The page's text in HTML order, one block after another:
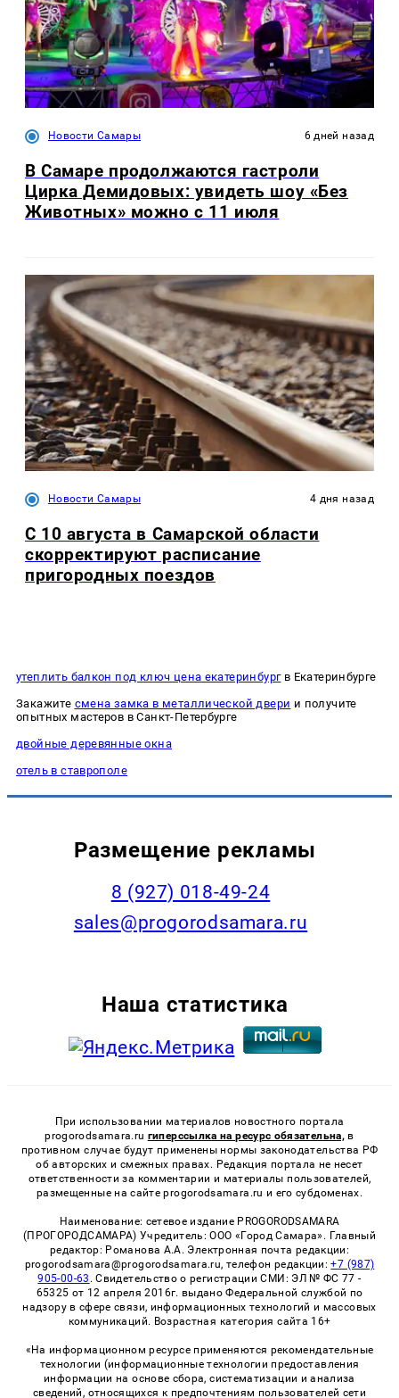
Новости Самары 6 дней назад
В Самаре продолжаются гастроли
Цирка Демидовых: увидеть шоу «Без
Животных» можно с 11 июля
Новости Самары 4 дня назад
С 10 августа в Самарской области
скорректируют расписание
пригородных поездов
утеплить балкон под ключ цена екатеринбургв Екатеринбурге
Закажите смена замка в металлической двери и получите
опытных мастеров в Санкт-Петербурге
двойные деревянные окна
отель в ставрополе
Размещение рекламы
8 (927) 018-49-24
sales@progorodsamara.ru
Наша статистика
При использовании материалов новостного портала
progorodsamara.ru гиперссылка на ресурс обязательна, в
противном случае будут применены нормы законодательства РФ
об авторских и смежных правах. Редакция портала не несет
ответственности за комментарии и материалы пользователей,
размещенные на сайте progorodsamara.ru и его субдоменах.
Наименование: сетевое издание PROGORODSAMARA
(ПРОГОРОДСАМАРА) Учредитель: ООО «Город Самара». Главный
редактор: Романова А.А. Электронная почта редакции:
progorodsamara@progorodsamara.ru, телефон редакции:+7 (987)
905-00-63 . Свидетельство о регистрации СМИ: ЭЛ № ФС 77 -
65325 от 12 апреля 2016г. выдано Федеральной службой по
надзору в сфере связи, информационных технологий и массовых
коммуникаций. Возрастная категория сайта 16+
«На информационном ресурсе применяются рекомендательные
технологии (информационные технологии предоставления
информации на основе сбора, систематизации и анализа
сведений, относящихся к предпочтениям пользователей сети